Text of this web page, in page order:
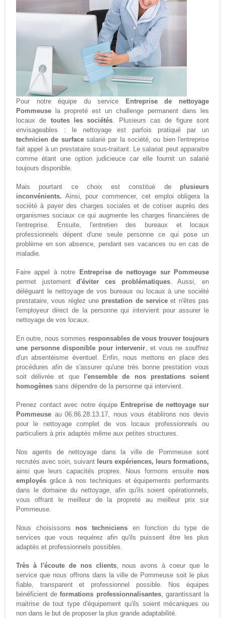
Pour notre équipe du service
Entreprise de nettoyage
Pommeusela propreté est un challenge permanent dans les
locaux de toutes les sociétés. Plusieurs cas de figure sont
envisageables : le nettoyage est parfois pratiqué par un
technicien de surfacesalarié par la société, ou bien l'entreprise
fait appel à un prestataire sous-traitant. Le salariat peut apparaitre
comme étant une option judicieuce car elle fournit un salarié
toujours disponible.
Mais pourtant ce choix est constitué de plusieurs
inconvénients. Ainsi, pour commencer, cet emploi obligera la
société à payer des charges sociales et de cotiser auprès des
organismes sociaux ce qui augmente les charges financières de
l'entreprise. Ensuite, l'entretien des bureaux et locaux
professionnels dépent d'une seule personne ce qui pose un
problème en son absence, pendant ses vacances ou en cas de
maladie.
Faire appel à notre
Entreprise de nettoyage sur Pommeuse
permet justementd'éviter ces problématiques. Aussi, en
déléguant le nettoyage de vos bureaux ou locaux à une société
prestataire, vous réglez une prestation de service et n'êtes pas
l'employeur direct de la personne qui intervient pour assurer le
nettoyage de vos locaux.
En outre, nous sommes responsables de vous trouver toujours
une personne disponible pour intervenir, et vous ne souffrez
d'un absentéisme éventuel. Enfin, nous mettons en place des
procédures afin de s'assurer qu'une très bonne prestation vous
soit délivrée et que
l'ensemble de nos prestations soient
homogènessans dépendre de la personne qui intervient.
Prenez contact avec notre équipe Entreprise de nettoyage sur
Pommeuseau 06.86.28.13.17, nous vous établirons nos devis
pour le nettoyage complet de vos locaux professionnels ou
particuliers à prix adaptés même aux petites structures.
Nos agents de nettoyage dans la ville de Pommeuse sont
recrutés avec soin, suivant leurs expériences, leurs formations,
ainsi que leurs capacités propres. Nous formons ensuite nos
employésgrâce à nos techniques et équipements performants
dans le domaine du nettoyage, afin qu'ils soient opérationnels,
vous offrant le meilleur de la propreté au meilleur prix sur
Pommeuse.
Nous choisissons nos techniciens en fonction du type de
services que vous requérez afin qu'ils puissent être les plus
adaptés et professionnels possibles.
Très à l'écoute de nos clients, nous avons à coeur que le
service que nous offrons dans la ville de Pommeuse soit le plus
fiable, transparent et professionnel possible. Nos équipes
bénéficient deformations professionnalisantes, garantissant la
maitrise de tout type d'équipement qu'ils soient mécaniques ou
non dans le but de proposer la plus grande adaptabilité.